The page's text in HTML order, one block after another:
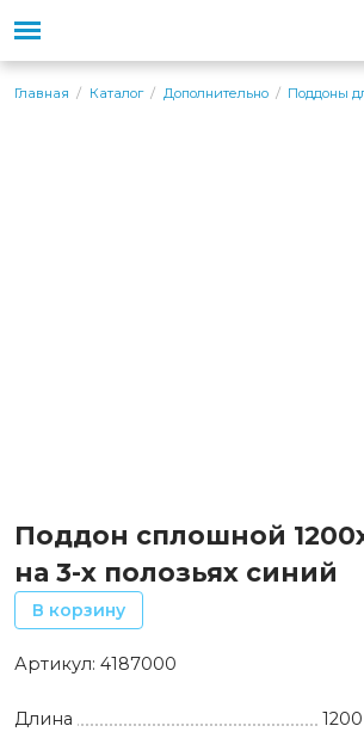
Главная Каталог Дополнительно Поддоны
Поддон сплошной
на 3-х полозьях синий
В корзину
Артикул: 4187000
Длина